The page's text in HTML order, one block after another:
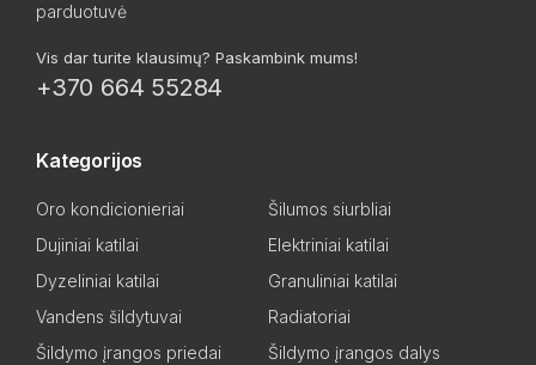
parduotuvė
Vis dar turite klausimų? Paskambink mums!
+370 664 55284
Kategorijos
Oro kondicionieriai
Šilumos siurbliai
Dujiniai katilai
Elektriniai katilai
Dyzeliniai katilai
Granuliniai katilai
Vandens šildytuvai
Radiatoriai
Šildymo įrangos priedai
Šildymo įrangos dalys